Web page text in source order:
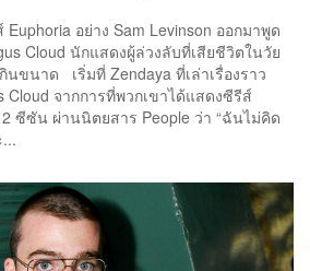
อย่าง Sam Levinson ออกมาพูด
Cloud นักแสดงผู้ล่วงลับที่เสียชีวิตในวัย
นขนาด เริ่มที่ Zendaya ที่เล่าเรื่องราว
Cloud จากการที่พวกเขาได้แสดงซีรีส์
ซีซัน ผ่านนิตยสาร People ว่า “ฉันไม่คิด